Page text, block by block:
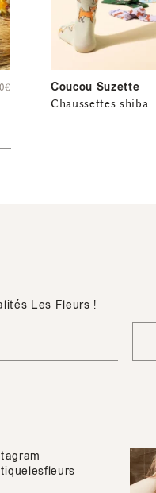
€ Coucou Suzette
Chaussettes shiba
Les Fleurs !